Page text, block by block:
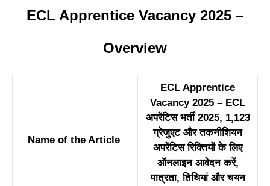
ECL Apprentice Vacancy 2025 –
Overview
Name of the Article
ECL Apprentice
Vacancy 2025 – ECL
अपरेंटिस भर्ती 2025, 1,123
ग्रेजुएट और तकनीशियन
अपरेंटिस रिक्तियों के लिए
ऑनलाइन आवेदन करें,
पात्रता, तिथियां और चयन